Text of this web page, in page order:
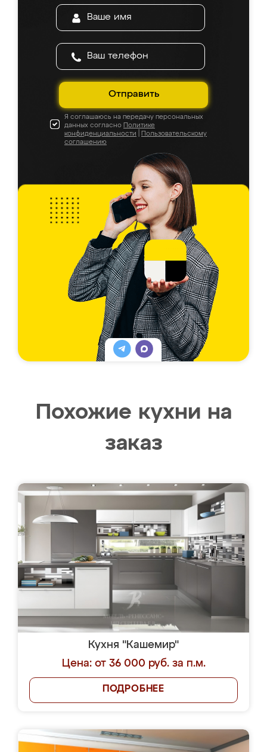
Отправить
Я соглашаюсь на передачу персональных
данных согласно Политике
конфиденциальности
Пользовательскому
соглашению
Похожие кухни на
заказ
Кухня "Кашемир"
Цена: от 36 000 руб. за п.м.
ПОДРОБНЕЕ